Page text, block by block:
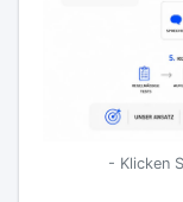
- Klicken